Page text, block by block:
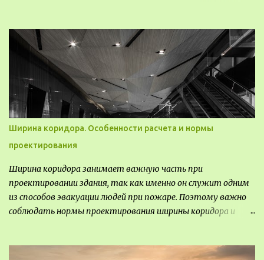
универсальные тематические временные постоянные
передвижные стационарные Назначение выставочных
павильонов - показ экспозиции, с целью информации,
пропаганды, рекламы, внедрения новых технологий, обмен
опытом, привлечения внимания и т.д.
Ширина коридора. Особенности расчета и нормы
проектирования
Ширина коридора занимает важную часть при
проектировании здания, так как именно он служит одним
из способов эвакуации людей при пожаре. Поэтому важно
соблюдать нормы проектирования ширины коридора и